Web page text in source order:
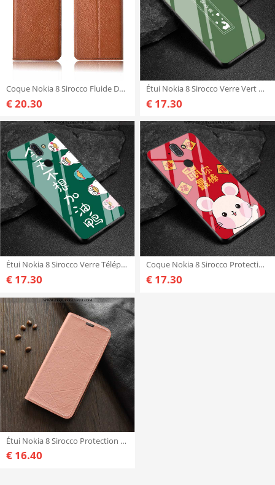
Coque Nokia 8 Sirocco Fluide Doux Haute, Housse Nokia 8 Sirocco Silicone Cuir Véritable Marron
€ 20.30
Étui Nokia 8 Sirocco Verre Vert Coque, Coque Nokia 8 Sirocco Délavé En Daim Verte
€ 17.30
Étui Nokia 8 Sirocco Verre Téléphone Portable Coque, Coque Nokia 8 Sirocco Créatif Losange Verte
€ 17.30
Coque Nokia 8 Sirocco Protection Téléphone Portable, Housse Nokia 8 Sirocco Verre Pu Rouge
€ 17.30
Étui Nokia 8 Sirocco Protection Rose Téléphone Portable, Coque Nokia 8 Sirocco Cuir Incassable
€ 16.40